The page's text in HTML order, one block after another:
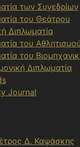
των Συνεδρίων
του Θεάτρου
Διπλωματία
του Αθλητισμού
του
Διπλωματία
Journal
Δ. Καψάσκης